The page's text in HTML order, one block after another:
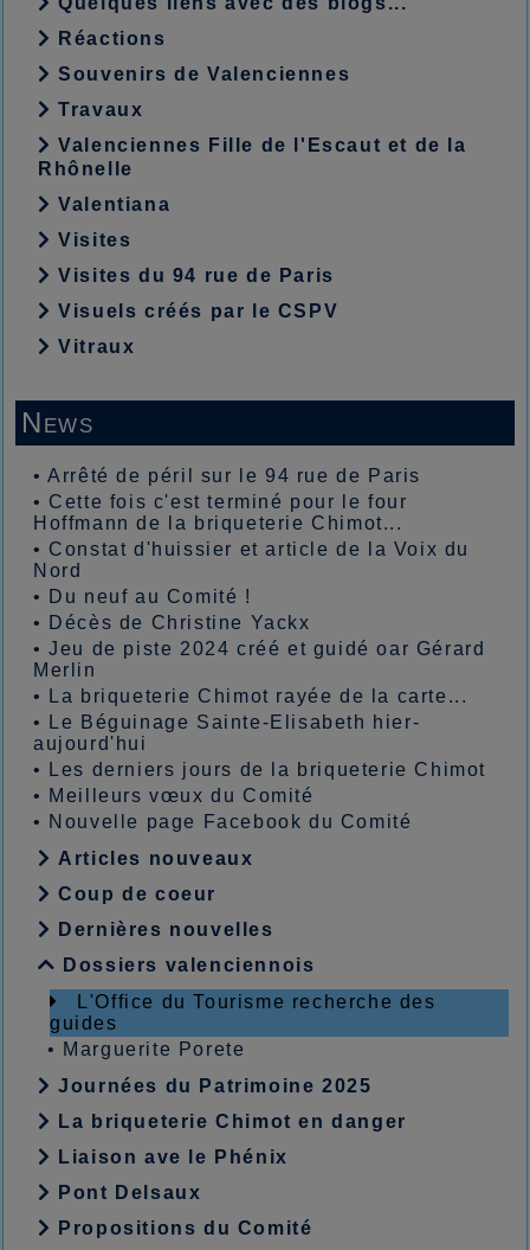
Réactions
Souvenirs de Valenciennes
Travaux
Valenciennes Fille de l'Escaut et de la
Rhônelle
Valentiana
Visites
Visites du 94 rue de Paris
Visuels créés par le CSPV
Vitraux
News
•Arrêté de péril sur le 94 rue de Paris
• Cette fois c'est terminé pour le four
Hoffmann de la briqueterie Chimot...
• Constat d'huissier et article de la Voix du
Nord
•
Du neuf au Comité !
•
Décès de Christine Yackx
•Jeu de piste 2024 créé et guidé oar Gérard
Merlin
•
La briqueterie Chimot rayée de la carte...
•
Le Béguinage Sainte-Elisabeth hier-
aujourd'hui
•
Les derniers jours de la briqueterie Chimot
• Meilleurs vœux du Comité
• Nouvelle page Facebook du Comité
Articles nouveaux
Coup de coeur
Dernières nouvelles
Dossiers valenciennois
L'Office du Tourisme recherche des
guides
• Marguerite Porete
Journées du Patrimoine 2025
La briqueterie Chimot en danger
Liaison ave le Phénix
Pont Delsaux
Propositions du Comité